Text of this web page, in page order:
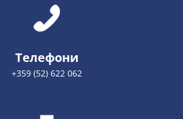
Телефони
+359 (52) 622 062